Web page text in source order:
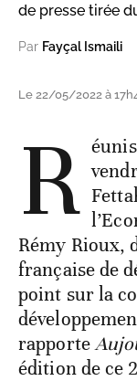
de presse tirée
Par Fayçal Ismaili
Le 22/05/2022 à
R
Rémy Rioux,
française de
point sur la
rapporte
édition de ce